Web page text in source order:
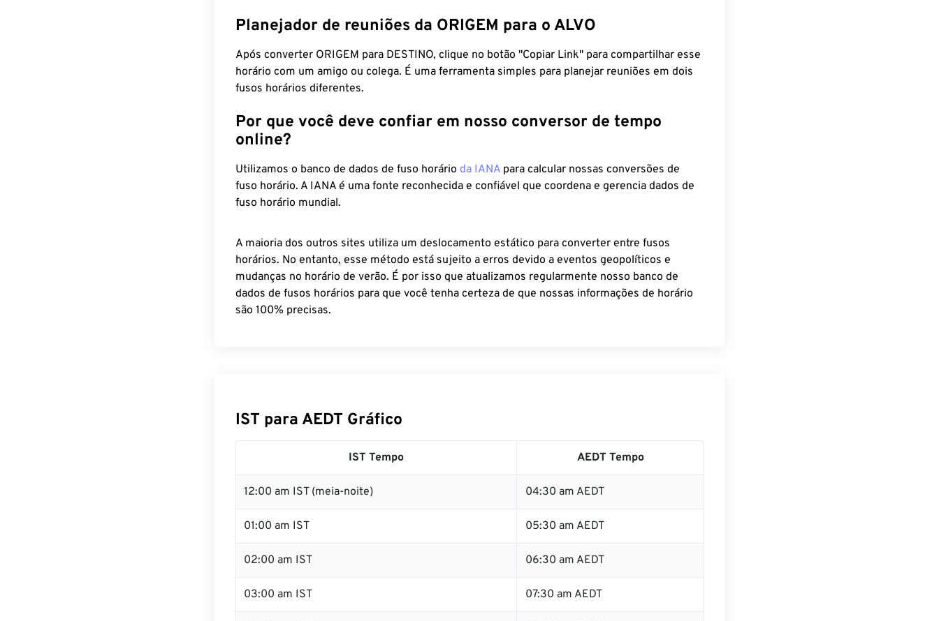
Planejador de reuniões da ORIGEM para o ALVO
Após converter ORIGEM para DESTINO, clique no botão "Copiar Link" para compartilhar esse
horário com um amigo ou colega. É uma ferramenta simples para planejar reuniões em dois
fusos horários diferentes.
Por que você deve confiar em nosso conversor de tempo
online?
Utilizamos o banco de dados de fuso horário da IANA para calcular nossas conversões de
fuso horário. A IANA é uma fonte reconhecida e confiável que coordena e gerencia dados de
fuso horário mundial.
A maioria dos outros sites utiliza um deslocamento estático para converter entre fusos
horários. No entanto, esse método está sujeito a erros devido a eventos geopolíticos e
mudanças no horário de verão. É por isso que atualizamos regularmente nosso banco de
dados de fusos horários para que você tenha certeza de que nossas informações de horário
são 100% precisas.
IST para AEDT Gráfico
IST Tempo AEDT Tempo
12:00 am IST (meia-noite) 04:30 am AEDT
01:00 am IST 05:30 am AEDT
02:00 am IST 06:30 am AEDT
03:00 am IST 07:30 am AEDT